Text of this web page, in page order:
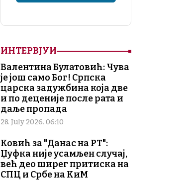
ИНТЕРВЈУИ
Валентина Булатовић: Чува
је још само Бог! Српска
царска задужбина која две
и по деценије после рата и
даље пропада
28. July 2026. 06:10
Ковић за "Данас на РТ":
Џуфка није усамљен случај,
већ део ширег притиска на
СПЦ и Србе на КиМ